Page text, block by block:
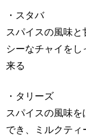
・スタバ
スパイスの風味と
シーなチャイをし
来る
・タリーズ
スパイスの風味
でき、ミルクティ